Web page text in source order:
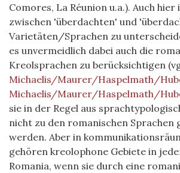
Comores, La Réunion u.a.). Auch hier
zwischen 'überdachten' und
Varietäten/Sprachen zu
es unvermeidlich dabei auch die
Kreolsprachen zu berücksichtigen
Michaelis/Maurer/Haspelmath/
Michaelis/Maurer/Haspelmath/
sie in der Regel aus
nicht zu den romanischen Sprachen
werden. Aber in
gehören kreolophone Gebiete in
Romania, wenn sie durch eine